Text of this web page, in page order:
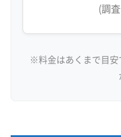
(調
※料金はあくまで目安